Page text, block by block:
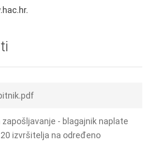
- blagajnik naplate
izvršitelja na određeno